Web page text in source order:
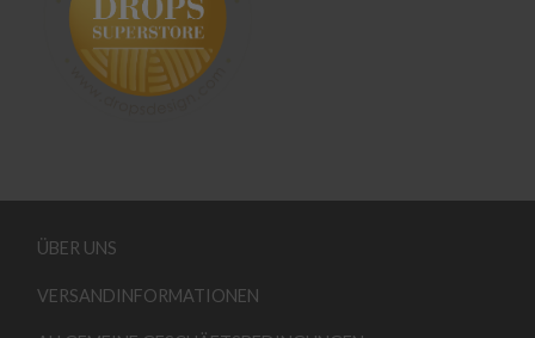
ÜBER UNS
VERSANDINFORMATIONEN